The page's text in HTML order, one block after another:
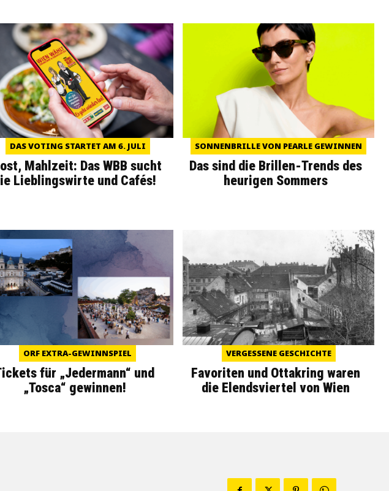
DAS VOTING STARTET AM 6. JULI
Mahlzeit: Das WBB sucht
Lieblingswirte und Cafés!
SONNENBRILLE VON PEARLE GEWINNEN
Das sind die Brillen-Trends des
heurigen Sommers
ORF EXTRA-GEWINNSPIEL
für „Jedermann“ und
„Tosca“ gewinnen!
VERGESSENE GESCHICHTE
Favoriten und Ottakring waren
die Elendsviertel von Wien